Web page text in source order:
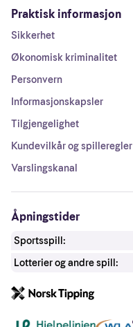
Praktisk informasjon
Sikkerhet
Økonomisk kriminalitet
Personvern
Informasjonskapsler
Tilgjengelighet
Kundevilkår og spilleregler
Varslingskanal
Åpningstider
Sportsspill:
Lotterier og andre spill: